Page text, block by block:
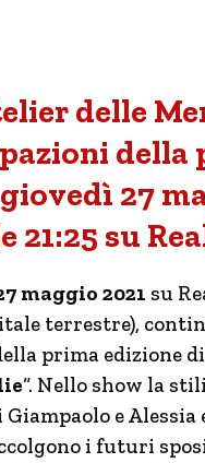
delle
della
27
21:25 su
maggio 2021 su
terrestre),
prima edizione di
“. Nello show la
e Alessia
i futuri